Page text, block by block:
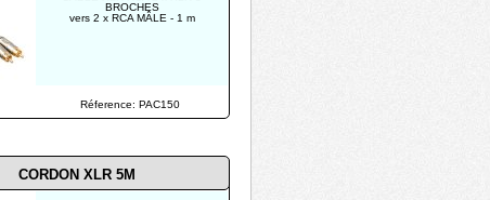
Réference: PAC150
BROCHES
vers 2 x RCA MÂLE - 1 m
CORDON XLR 5M